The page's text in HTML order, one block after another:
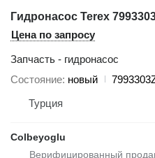
Цена по запросу
Запчасть - гидронасос
Состояние новый
Турция
Colbeyoglu